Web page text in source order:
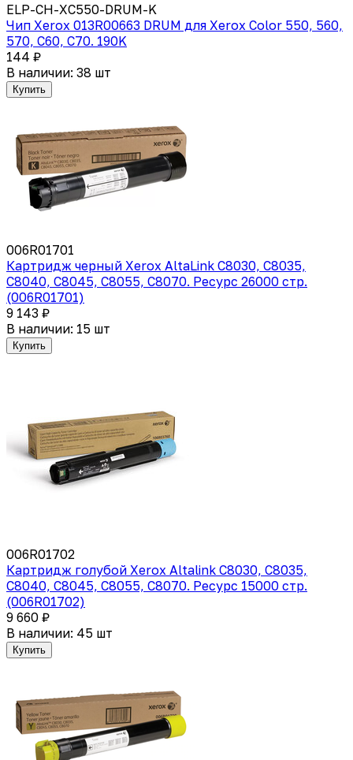
ELP-CH-XC550-DRUM-K
Чип Xerox 013R00663 DRUM для Xerox Color 550, 560,
570, C60, C70. 190K
144 ₽
В наличии: 38 шт
Купить
006R01701
Картридж черный Xerox AltaLink C8030, C8035,
C8040, C8045, C8055, C8070. Ресурс 26000 стр.
(006R01701)
9 143 ₽
В наличии: 15 шт
Купить
006R01702
Картридж голубой Xerox Altalink C8030, C8035,
C8040, C8045, C8055, C8070. Ресурс 15000 стр.
(006R01702)
9 660 ₽
В наличии: 45 шт
Купить